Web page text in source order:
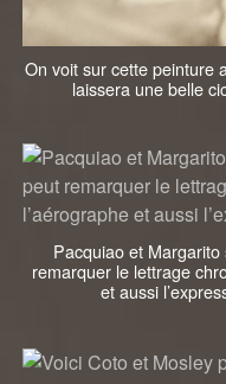
On voit sur cette peinture
laissera une belle
Pacquiao et
remarquer le lettrage
et aussi